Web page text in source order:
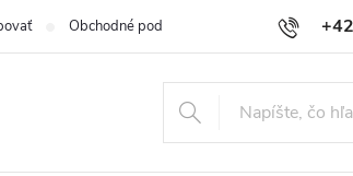
Obchodné podmienky Podmienky